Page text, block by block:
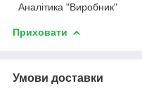
Аналітика "Виробник"
Приховати
Умови доставки